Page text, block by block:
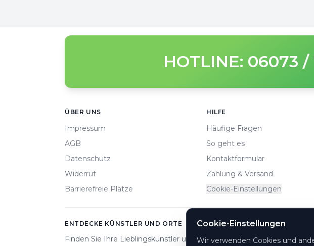
HOTLINE: 06073
ÜBER UNS
Impressum
AGB
Datenschutz
Widerruf
Barrierefreie Plätze
HILFE
Häufige Fragen
So geht es
Kontaktformular
Zahlung & Versand
Cookie-Einstellungen
ENTDECKE KÜNSTLER UND ORTE
Finden Sie Ihre Lieblingskünstler und Veranstaltungsorte.
Cookie-Einstellungen
Wir verwenden Cookies und